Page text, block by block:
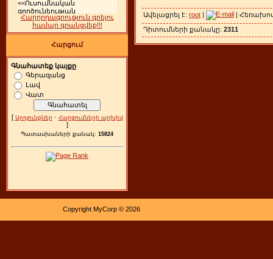
Հաղորդագրություն գրելու
համար գրանցվեք!!!
Հարցում
Գնահատեք կայքը
Գերազանց
Լավ
Վատ
[ Արդյունքներ · Հարցումների արխիվ
]
Պատասխաների քանակ: 15824
Ավելացրել է: root | |
Դիտումների քանակը: 2311
Copyright MyCorp © 2026